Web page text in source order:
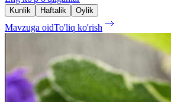
Kunlik Haftalik Oylik
Mavzuga oidTo'liq ko'rish